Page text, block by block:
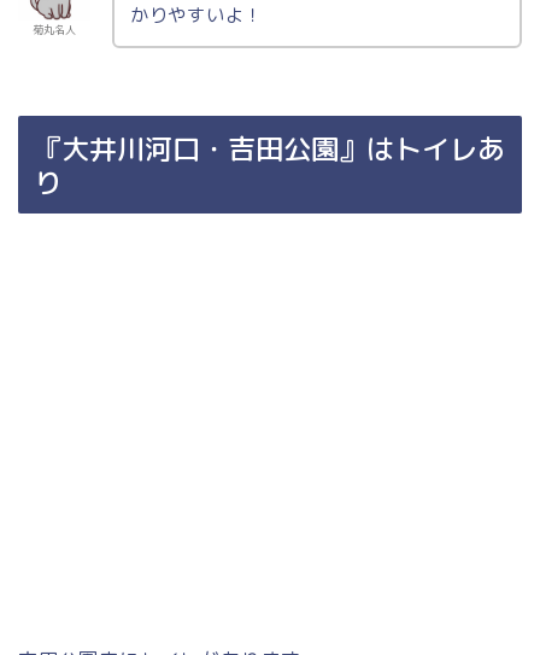
菊丸名人
かりやすいよ！
『大井川河口・吉田公園』はトイレあ
り